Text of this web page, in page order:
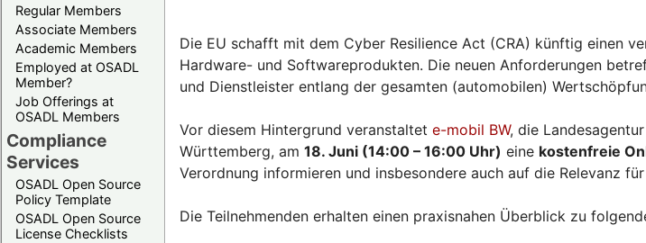
Regular Members
Associate Members
Academic Members
Employed at OSADL
Member?
Job Offerings at
OSADL Members
Compliance
Services
OSADL Open Source
Policy Template
OSADL Open Source
License Checklists
Die EU schafft mit dem Cyber Resilience Act (CRA) künftig einen
Hardware- und Softwareprodukten. Die neuen Anforderungen
und Dienstleister entlang der gesamten (automobilen)
Vor diesem Hintergrund veranstaltet e-mobil BW, die
Württemberg, am 18. Juni (14:00 – 16:00 Uhr) eine kostenfreie
Verordnung informieren und insbesondere auch auf die Relevanz
Die Teilnehmenden erhalten einen praxisnahen Überblick zu